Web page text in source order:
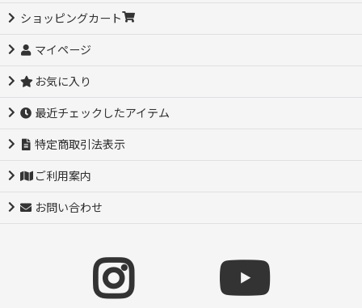
ショッピングカート
マイページ
お気に入り
最近チェックしたアイテム
特定商取引法表示
ご利用案内
お問い合わせ